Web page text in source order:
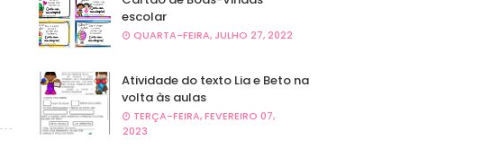
escolar
QUARTA-FEIRA, JULHO 27, 2022
Atividade do texto Lia e Beto na
volta às aulas
TERÇA-FEIRA, FEVEREIRO 07,
2023